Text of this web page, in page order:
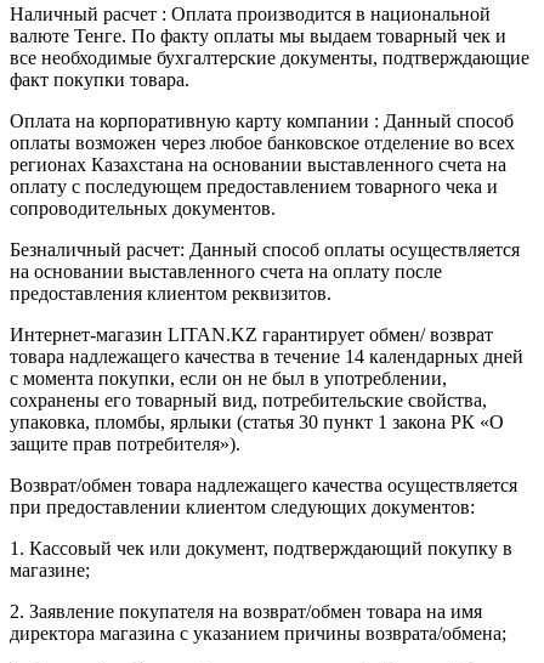
Наличный расчет : Оплата производится в национальной
валюте Тенге. По факту оплаты мы выдаем товарный чек и
все необходимые бухгалтерские документы, подтверждающие
факт покупки товара.
Оплата на корпоративную карту компании : Данный способ
оплаты возможен через любое банковское отделение во всех
регионах Казахстана на основании выставленного счета на
оплату с последующем предоставлением товарного чека и
сопроводительных документов.
Безналичный расчет: Данный способ оплаты осуществляется
на основании выставленного счета на оплату после
предоставления клиентом реквизитов.
Интернет-магазин LITAN.KZ гарантирует обмен/ возврат
товара надлежащего качества в течение 14 календарных дней
с момента покупки, если он не был в употреблении,
сохранены его товарный вид, потребительские свойства,
упаковка, пломбы, ярлыки (статья 30 пункт 1 закона РК «О
защите прав потребителя»).
Возврат/обмен товара надлежащего качества осуществляется
при предоставлении клиентом следующих документов:
1. Кассовый чек или документ, подтверждающий покупку в
магазине;
2. Заявление покупателя на возврат/обмен товара на имя
директора магазина с указанием причины возврата/обмена;